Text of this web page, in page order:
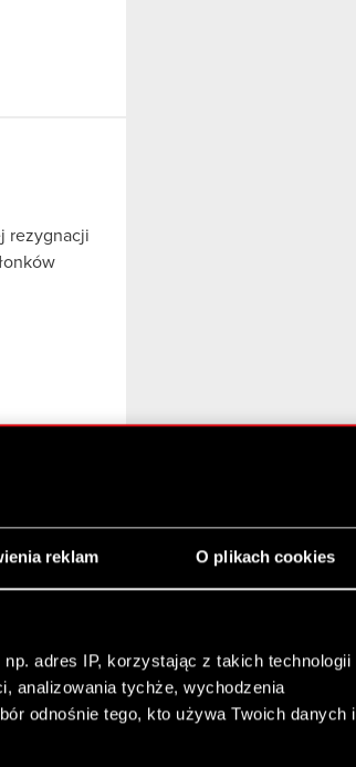
reklam O plikach cookies
adres IP, korzystając z takich technologii
analizowania tychże, wychodzenia
odnośnie tego, kto używa Twoich danych i
rezygnacji
do gry